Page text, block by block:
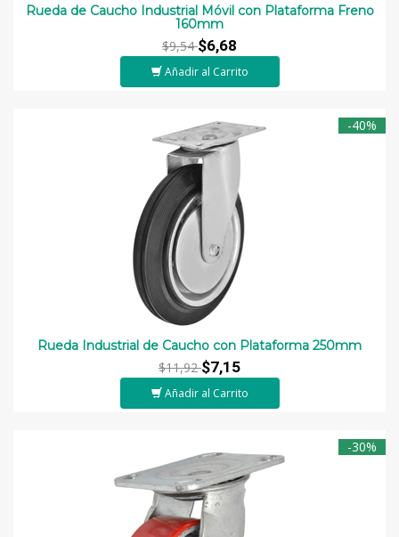
Rueda de Caucho Industrial Móvil con Plataforma Freno
160mm
$9,54$6,68
Añadir al Carrito
-40%
Rueda Industrial de Caucho con Plataforma 250mm
$11,92$7,15
Añadir al Carrito
-30%